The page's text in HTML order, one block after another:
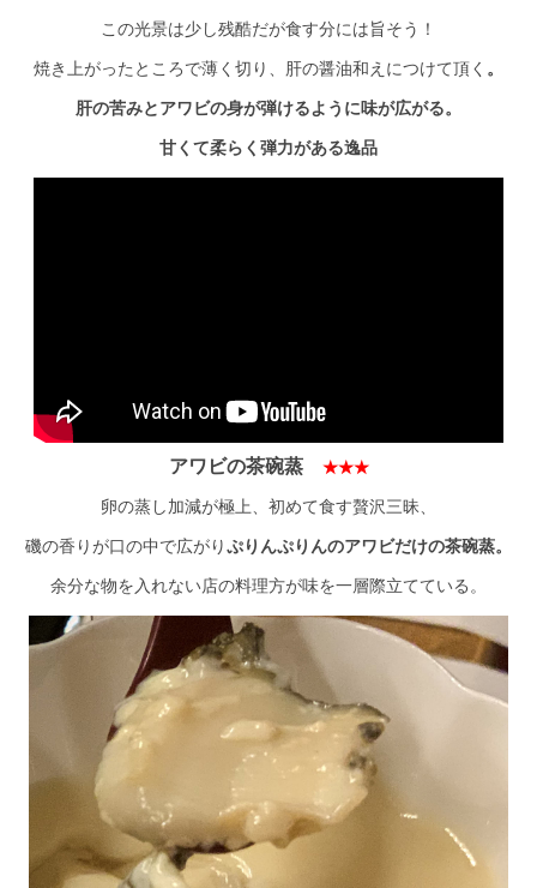
この光景は少し残酷だが食す分には旨そう！
焼き上がったところで薄く切り、肝の醤油和えにつけて頂く 。
肝の苦みとアワビの身が弾けるように味が広がる。
甘くて柔らく弾力がある逸品
アワビの茶碗蒸 ★★★
卵の蒸し加減が極上、初めて食す贅沢三昧、
磯の香りが口の中で広がり ぷりんぷりんのアワビだけの茶碗蒸。
余分な物を入れない店の料理方が味を一層際立てている。